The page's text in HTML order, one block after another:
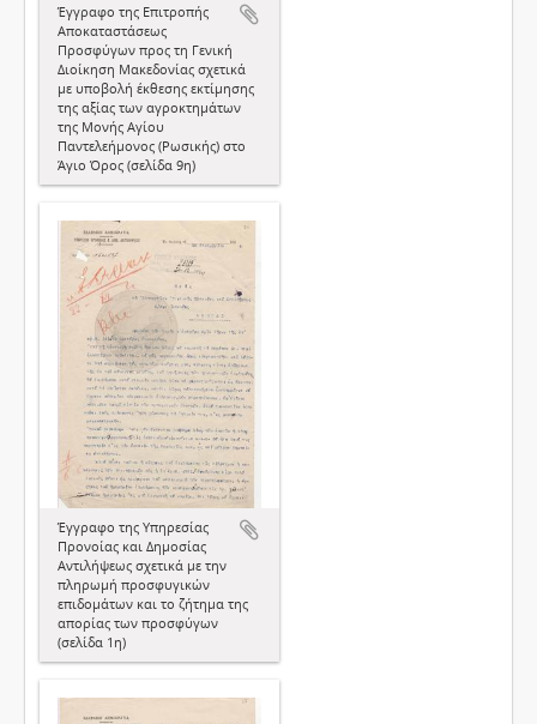
Έγγραφο της Επιτροπής
Αποκαταστάσεως
Προσφύγων προς τη Γενική
Διοίκηση Μακεδονίας σχετικά
με υποβολή έκθεσης εκτίμησης
της αξίας των αγροκτημάτων
της Μονής Αγίου
Παντελεήμονος (Ρωσικής) στο
Άγιο Όρος (σελίδα 9η)
Έγγραφο της Υπηρεσίας
Προνοίας και Δημοσίας
Αντιλήψεως σχετικά με την
πληρωμή προσφυγικών
επιδομάτων και το ζήτημα της
απορίας των προσφύγων
(σελίδα 1η)